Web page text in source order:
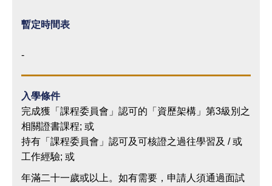
暫定時間表
-
入學條件
完成獲「課程委員會」認可的「資歷架構」第3級別之
相關證書課程; 或
持有「課程委員會」認可及可核證之過往學習及 / 或
工作經驗; 或
年滿二十一歲或以上。如有需要，申請人須通過面試